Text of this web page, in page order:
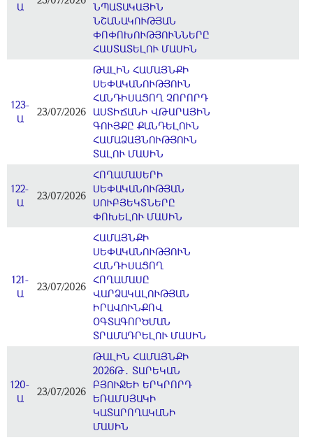
Ա
ՆՊԱՏԱԿԱՅԻՆ
ՆՇԱՆԱԿՈՒԹՅԱՆ
ՓՈՓՈԽՈՒԹՅՈՒՆՆԵՐԸ
ՀԱՍՏԱՏԵԼՈՒ ՄԱՍԻՆ
123-
Ա
23/07/2026
ԹԱԼԻՆ ՀԱՄԱՅՆՔԻ
ՍԵՓԱԿԱՆՈՒԹՅՈՒՆ
ՀԱՆԴԻՍԱՑՈՂ ՉՈՐՈՐԴ
ԱՍՏԻՃԱՆԻ ՎԹԱՐԱՅԻՆ
ԳՈՒՅՔԸ ՔԱՆԴԵԼՈՒՆ
ՀԱՄԱՁԱՅՆՈՒԹՅՈՒՆ
ՏԱԼՈՒ ՄԱՍԻՆ
122-
Ա
23/07/2026
ՀՈՂԱՄԱՍԵՐԻ
ՍԵՓԱԿԱՆՈՒԹՅԱՆ
ՍՈՒԲՅԵԿՏՆԵՐԸ
ՓՈԽԵԼՈՒ ՄԱՍԻՆ
121-
Ա
23/07/2026
ՀԱՄԱՅՆՔԻ
ՍԵՓԱԿԱՆՈՒԹՅՈՒՆ
ՀԱՆԴԻՍԱՑՈՂ
ՀՈՂԱՄԱՍԸ
ՎԱՐՁԱԿԱԼՈՒԹՅԱՆ
ԻՐԱՎՈՒՆՔՈՎ
ՕԳՏԱԳՈՐԾՄԱՆ
ՏՐԱՄԱԴՐԵԼՈՒ ՄԱՍԻՆ
120-
Ա
23/07/2026
ԹԱԼԻՆ ՀԱՄԱՅՆՔԻ
2026Թ․ ՏԱՐԵԿԱՆ
ԲՅՈՒՋԵԻ ԵՐԿՐՈՐԴ
ԵՌԱՄՍՅԱԿԻ
ԿԱՏԱՐՈՂԱԿԱՆԻ
ՄԱՍԻՆ